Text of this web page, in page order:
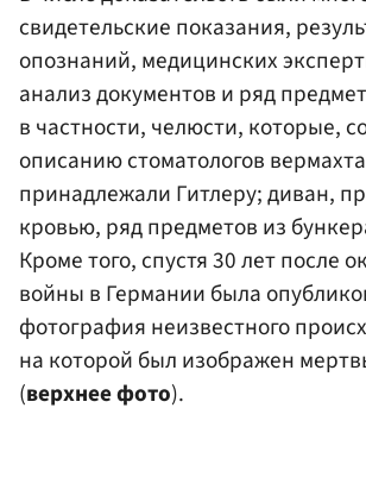
свидетельские показания,
опознаний, медицинских
анализ документов и ряд
в частности, челюсти, которые,
описанию стоматологов
принадлежали Гитлеру; диван,
кровью, ряд предметов из
Кроме того, спустя 30 лет после
войны в Германии была
фотография неизвестного
на которой был изображен
(верхнее фото).